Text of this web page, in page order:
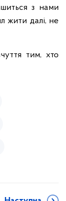
з нами
жити далі, не
тим, хто